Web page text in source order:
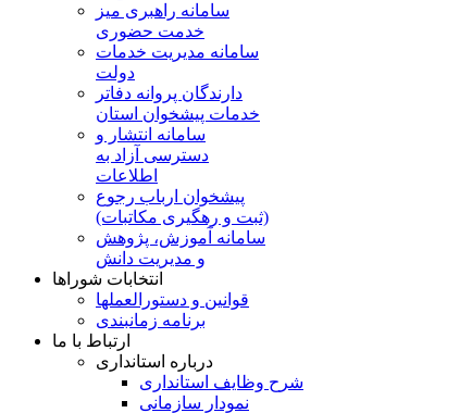
سامانه راهبری میز
خدمت حضوری
سامانه مدیریت خدمات
دولت
دارندگان پروانه دفاتر
خدمات پیشخوان استان
سامانه انتشار و
دسترسی آزاد به
اطلاعات
پیشخوان ارباب رجوع
(ثبت و رهگیری مکاتبات)
سامانه آموزش، پژوهش
و مدیریت دانش
انتخابات شوراها
قوانین و دستورالعملها
برنامه زمانبندی
ارتباط با ما
درباره استانداری
شرح وظایف استانداری
نمودار سازمانی